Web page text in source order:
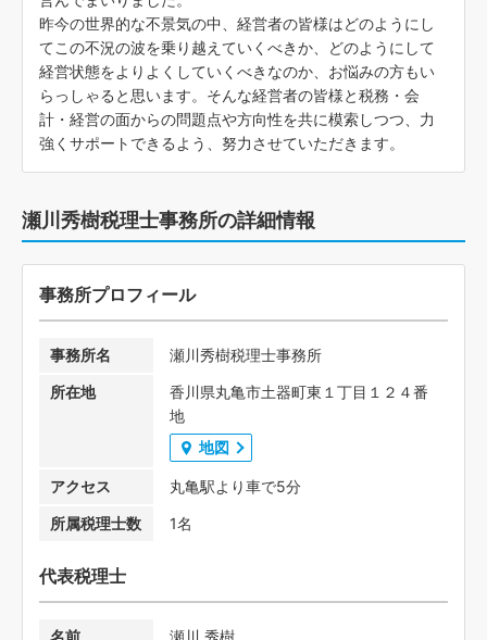
昨今の世界的な不景気の中、経営者の皆様はどのようにし
てこの不況の波を乗り越えていくべきか、どのようにして
経営状態をよりよくしていくべきなのか、お悩みの方もい
らっしゃると思います。そんな経営者の皆様と税務・会
計・経営の面からの問題点や方向性を共に模索しつつ、力
強くサポートできるよう、努力させていただきます。
瀬川秀樹税理士事務所の詳細情報
事務所プロフィール
事務所名
瀬川秀樹税理士事務所
所在地
香川県丸亀市土器町東１丁目１２４番
地
地図
アクセス
丸亀駅より車で5分
所属税理士数
1名
代表税理士
名前 瀬川 秀樹